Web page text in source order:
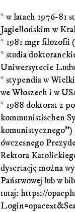
* w latach 1976-81
Jagiellońskim w
* 1981 mgr filozofii
* studia
Uniwersytecie
* stypendia w
we Włoszech i w
* 1988 doktorat z
kommunistischen
ówczesnego
Rektora
dysertację można
Państwowej lub w
tutaj: https://